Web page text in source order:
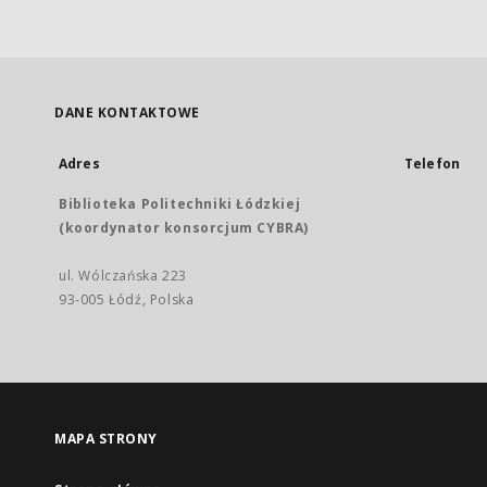
DANE KONTAKTOWE
Adres
Biblioteka Politechniki Łódzkiej
(koordynator konsorcjum CYBRA)
ul. Wólczańska 223
93-005 Łódź, Polska
Telefon
MAPA STRONY